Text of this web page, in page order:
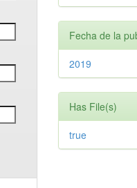
Fecha de la
2019
Has File(s)
true